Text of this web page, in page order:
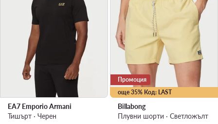
EA7 Emporio Armani
Тишърт · Черен
още 35% Код: LAST
Промоция
Billabong
Плувни шорти · Светложълт